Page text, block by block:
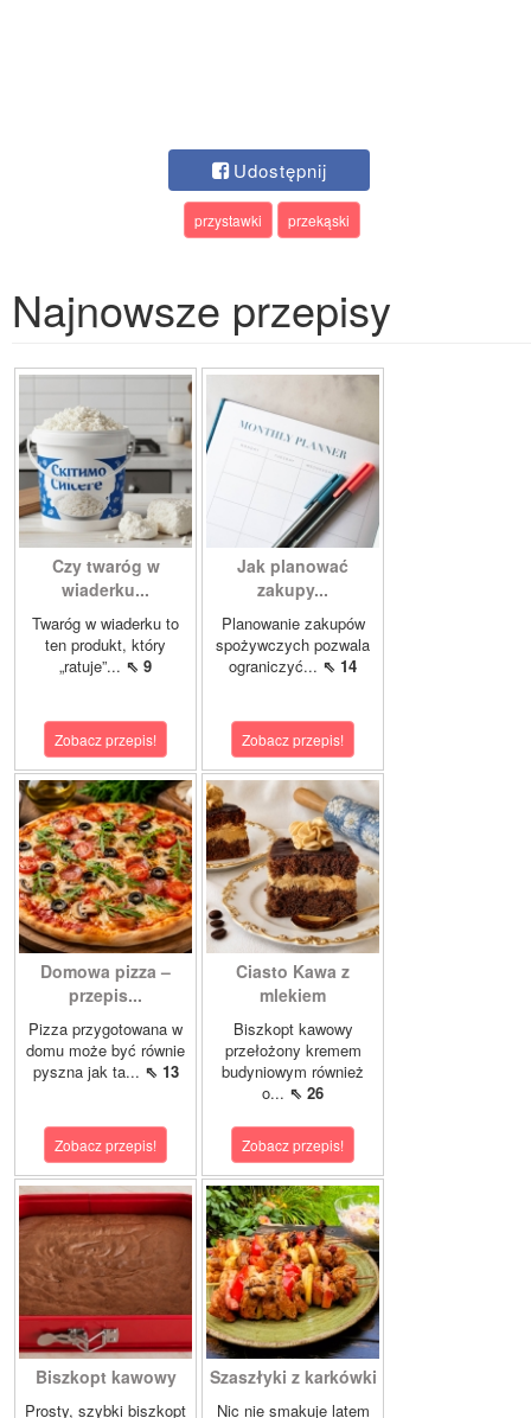
Udostępnij
przystawki przekąski
Najnowsze przepisy
Czy twaróg w
wiaderku...
Twaróg w wiaderku to
ten produkt, który
„ratuje”... ⇖ 9
Zobacz przepis!
Jak planować
zakupy...
Planowanie zakupów
spożywczych pozwala
ograniczyć... ⇖ 14
Zobacz przepis!
Domowa pizza –
przepis...
Pizza przygotowana w
domu może być równie
pyszna jak ta... ⇖ 13
Zobacz przepis!
Ciasto Kawa z
mlekiem
Biszkopt kawowy
przełożony kremem
budyniowym również
o... ⇖ 26
Zobacz przepis!
Biszkopt kawowy
Prosty, szybki biszkopt
Szaszłyki z karkówki
Nic nie smakuje latem